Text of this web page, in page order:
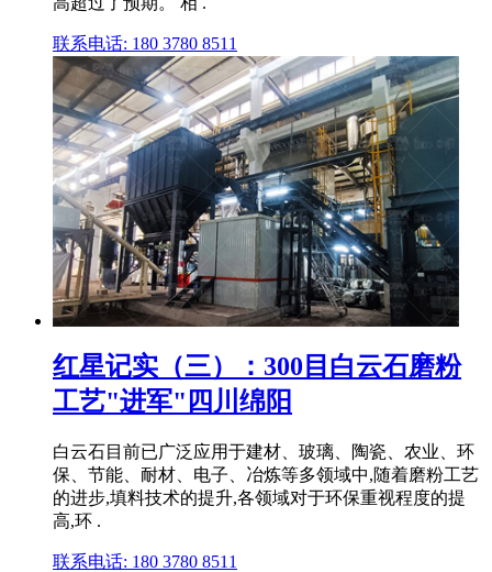
联系电话: 180 3780 8511
红星记实（三）：300目白云石磨粉
工艺"进军"四川绵阳
白云石目前已广泛应用于建材、玻璃、陶瓷、农业、环
保、节能、耐材、电子、冶炼等多领域中,随着磨粉工艺
的进步,填料技术的提升,各领域对于环保重视程度的提
高,环 .
联系电话: 180 3780 8511